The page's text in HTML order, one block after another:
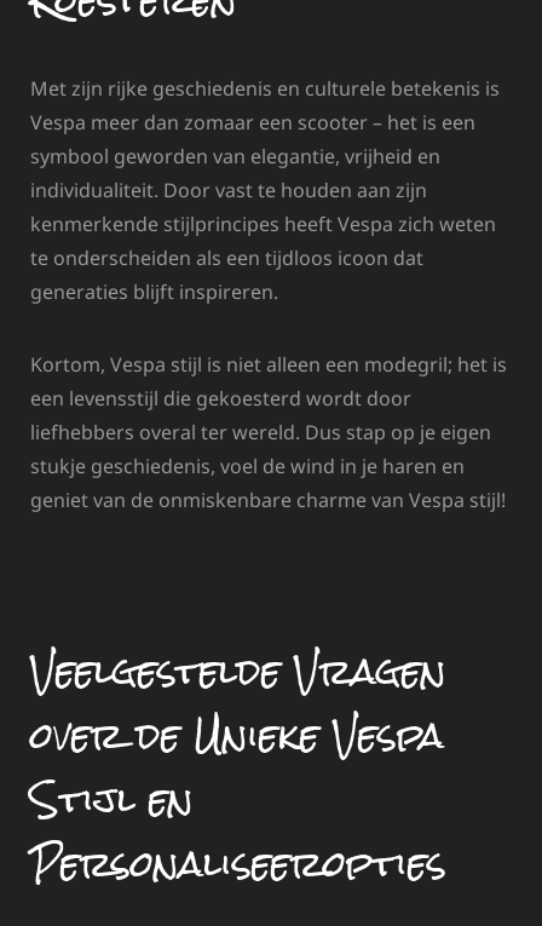
Met zijn rijke geschiedenis en culturele betekenis is
Vespa meer dan zomaar een scooter – het is een
symbool geworden van elegantie, vrijheid en
individualiteit. Door vast te houden aan zijn
kenmerkende stijlprincipes heeft Vespa zich weten
te onderscheiden als een tijdloos icoon dat
generaties blijft inspireren.
Kortom, Vespa stijl is niet alleen een modegril; het is
een levensstijl die gekoesterd wordt door
liefhebbers overal ter wereld. Dus stap op je eigen
stukje geschiedenis, voel de wind in je haren en
geniet van de onmiskenbare charme van Vespa stijl!
Veelgestelde Vragen
over de Unieke Vespa
Stijl en
Personaliseeropties